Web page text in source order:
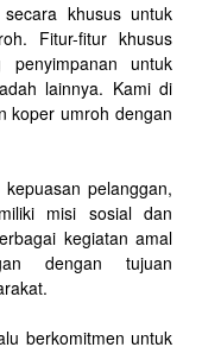
khusus untuk
Fitur-fitur khusus
untuk
lainnya. Kami di
koper umroh dengan
pelanggan,
misi sosial dan
kegiatan amal
dengan tujuan
berkomitmen untuk